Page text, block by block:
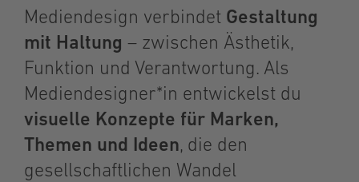
Mediendesign verbindet Gestaltung
mit Haltung – zwischen Ästhetik,
Funktion und Verantwortung. Als
Mediendesigner*in entwickelst du
visuelle Konzepte für Marken,
Themen und Ideen, die den
gesellschaftlichen Wandel